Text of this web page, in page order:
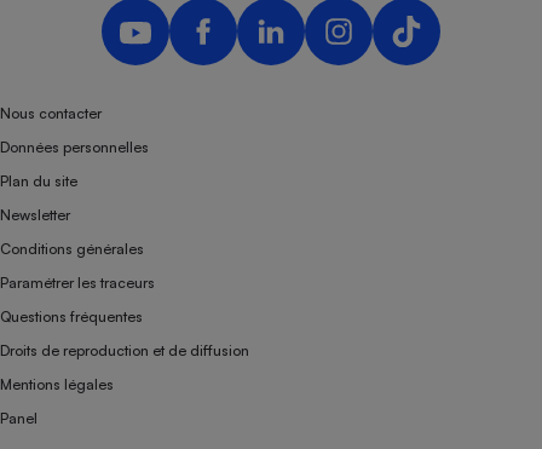
Nous contacter
Données personnelles
Plan du site
Newsletter
Conditions générales
Paramétrer les traceurs
Questions fréquentes
Droits de reproduction et de diffusion
Mentions légales
Panel